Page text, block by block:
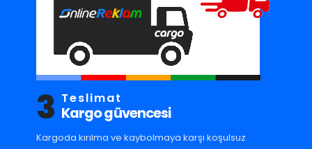
3 Teslimat
Kargo güvencesi
Kargoda kırılma ve kaybolmaya karşı koşulsuz